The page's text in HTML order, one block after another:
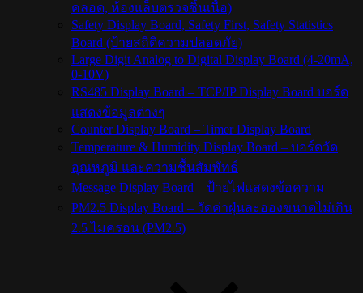
คลอด, ห้องแล็บตรวจชิ้นเนื้อ)
Safety Display Board, Safety First, Safety Statistics
Board (ป้ายสถิติความปลอดภัย)
Large Digit Analog to Digital Display Board (4-20mA,
0-10V)
RS485 Display Board – TCP/IP Display Board บอร์ด
แสดงข้อมูลต่างๆ
Counter Display Board – Timer Display Board
Temperature & Humidity Display Board – บอร์ดวัด
อุณหภูมิ และความชื้นสัมพัทธ์
Message Display Board – ป้ายไฟแสดงข้อความ
PM2.5 Display Board – วัดค่าฝุ่นละอองขนาดไม่เกิน
2.5 ไมครอน (PM2.5)